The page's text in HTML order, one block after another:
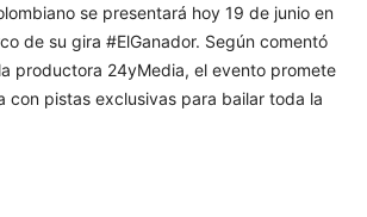
se presentará hoy 19 de junio en
de su gira #ElGanador. Según comentó
productora 24yMedia, el evento promete
con pistas exclusivas para bailar toda la